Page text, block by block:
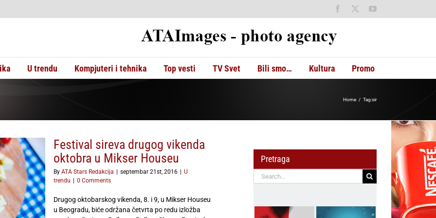
Facebook YouTube
U trendu Kompjuteri i tehnika Top vesti TV Svet Bili smo… Kultura Promo
Home Tag:sir
Festival sireva drugog vikenda
oktobra u Mikser Houseu
By ATA Stars Redakcija septembar 21st, 2016
U
trendu
0 Comments
Drugog oktobarskog vikenda, 8. i 9, u Mikser Houseu
u Beogradu, biće održana četvrta po redu izložba
Pretraga
Search
for: